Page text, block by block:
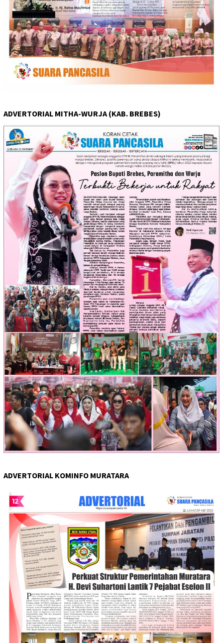
ADVERTORIAL MITHA-WURJA (KAB. BREBES)
ADVERTORIAL KOMINFO MURATARA